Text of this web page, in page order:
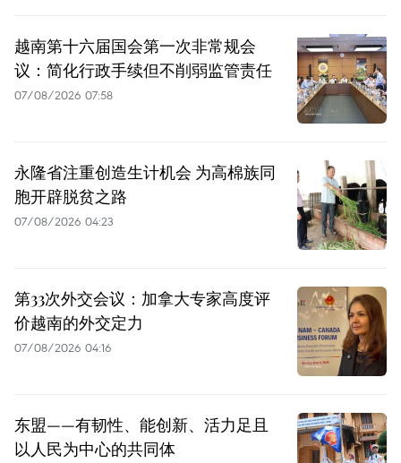
越南第十六届国会第一次非常规会
议：简化行政手续但不削弱监管责任
07/08/2026 07:58
永隆省注重创造生计机会 为高棉族同
胞开辟脱贫之路
07/08/2026 04:23
第33次外交会议：加拿大专家高度评
价越南的外交定力
07/08/2026 04:16
东盟——有韧性、能创新、活力足且
以人民为中心的共同体